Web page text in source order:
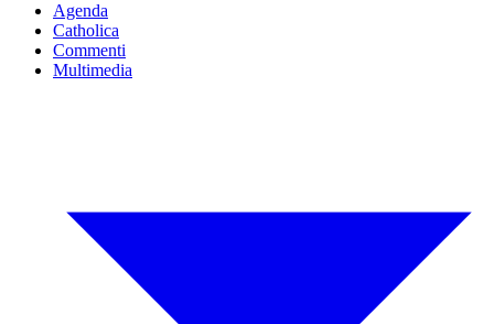
Agenda
Catholica
Commenti
Multimedia